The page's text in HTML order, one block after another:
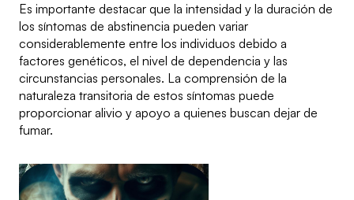
Es importante destacar que la intensidad y la duración de
los síntomas de abstinencia pueden variar
considerablemente entre los individuos debido a
factores genéticos, el nivel de dependencia y las
circunstancias personales. La comprensión de la
naturaleza transitoria de estos síntomas puede
proporcionar alivio y apoyo a quienes buscan dejar de
fumar.